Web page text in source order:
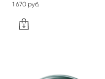
1 670 pуб.